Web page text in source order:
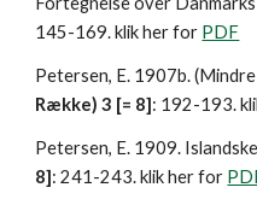
145-169. klik her for PDF
Petersen, E. 1907b.
Række) 3 [= 8]: 192-193.
Petersen, E. 1909.
8]: 241-243. klik her for